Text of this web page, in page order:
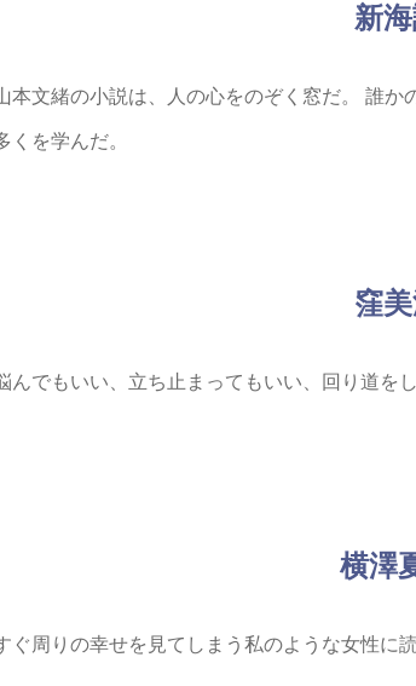
新
本文緒の小説は、人の心をのぞく窓だ。 誰か
くを学んだ。
窪
んでもいい、立ち止まってもいい、回り道をし
横澤
ぐ周りの幸せを見てしまう私のような女性に